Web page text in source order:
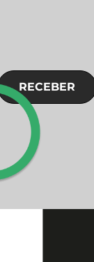
RECEBER